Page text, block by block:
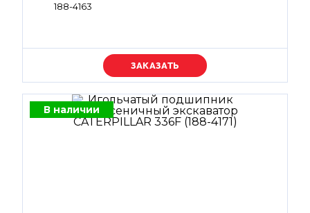
188-4163
Уточняйте цену
В наличии